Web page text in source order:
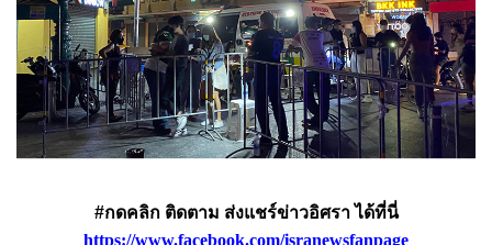
#กดคลิก ติดตาม ส่งแชร์ข่าวอิศรา ได้ที่นี่
https://www.facebook.com/isranewsfanpage